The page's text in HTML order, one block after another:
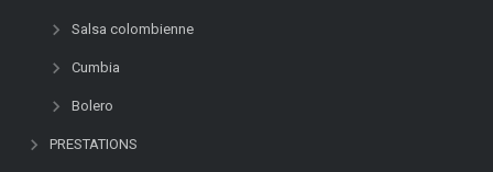
Salsa colombienne
Cumbia
Bolero
PRESTATIONS